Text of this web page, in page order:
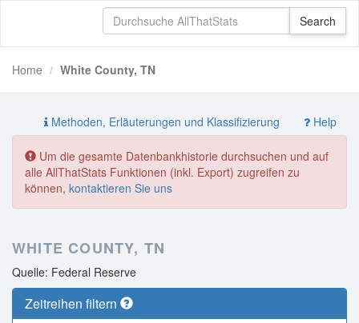
Home White County, TN
Methoden, Erläuterungen und Klassifizierung Help
Um die gesamte Datenbankhistorie durchsuchen und auf
alle AllThatStats Funktionen (inkl. Export) zugreifen zu
können, kontaktieren Sie uns
WHITE COUNTY, TN
Quelle: Federal Reserve
Zeitreihen filtern